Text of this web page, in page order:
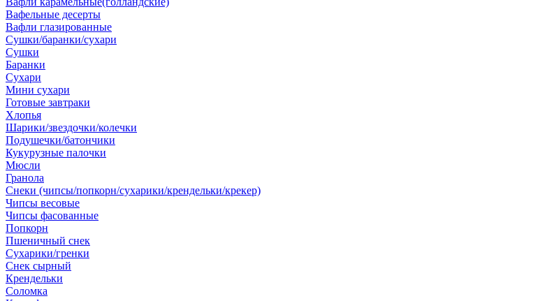
Вафельные десерты
Вафли глазированные
Сушки/баранки/сухари
Сушки
Баранки
Сухари
Мини сухари
Готовые завтраки
Хлопья
Шарики/звездочки/колечки
Подушечки/батончики
Кукурузные палочки
Мюсли
Гранола
Снеки (чипсы/попкорн/сухарики/крендельки/крекер)
Чипсы весовые
Чипсы фасованные
Попкорн
Пшеничный снек
Сухарики/гренки
Снек сырный
Крендельки
Соломка